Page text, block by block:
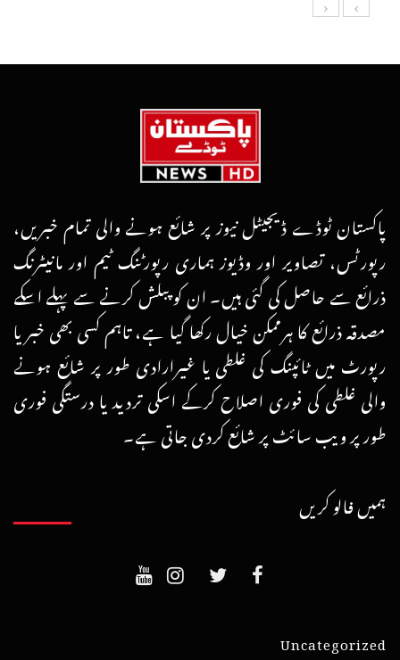
پاکستان ٹوڈے ڈیجیٹل نیوز پر شائع ہونے والی تمام خبریں،
رپورٹس، تصاویر اور وڈیوز ہماری رپورٹنگ ٹیم اور مانیٹرنگ
ذرائع سے حاصل کی گئی ہیں۔ ان کو پبلش کرنے سے پہلے اسکے
مصدقہ ذرائع کا ہرممکن خیال رکھا گیا ہے، تاہم کسی بھی خبر یا
رپورٹ میں ٹائپنگ کی غلطی یا غیرارادی طور پر شائع ہونے
والی غلطی کی فوری اصلاح کرکے اسکی تردید یا درستگی فوری
طور پر ویب سائٹ پر شائع کردی جاتی ہے۔
ہمیں فالو کریں
Uncategorized